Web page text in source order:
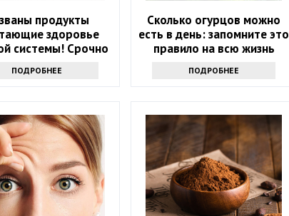
продукты
здоровье
системы! Срочно
их из рациона
ПОДРОБНЕЕ
Сколько огурцов можно
есть в день: запомните это
правило на всю жизнь
ПОДРОБНЕЕ